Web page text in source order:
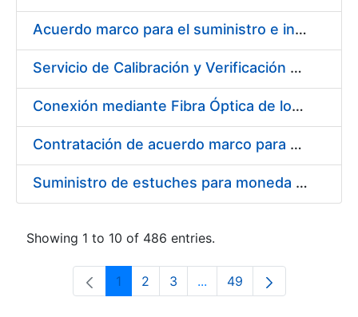
Acuerdo marco para el suministro e instalación de persianas, estores y otros complementos
Servicio de Calibración y Verificación Externa de los Equipos de Medición del Servicio de Prevención de la FNMT-RCM
Conexión mediante Fibra Óptica de los Centros de Proceso de Datos (CPDs) de las sedes de la FNMT-RCM de Burgos y Madrid
Contratación de acuerdo marco para el Suministro de Material de Electricidad para la Fábrica Nacional de Moneda y Timbre-Real Casa de la Moneda en su centro de trabajo de Burgos
Suministro de estuches para moneda de 30 €
Showing 1 to 10 of 486 entries.
Page
1 Page
2 Page
3 ...Intermediate Pages Use
Page
49